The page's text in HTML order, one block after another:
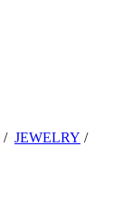
/ JEWELRY /